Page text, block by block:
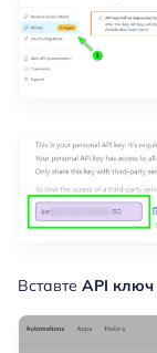
Вставте API ключ